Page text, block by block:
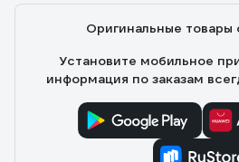
Оригинальные товары
Установите мобильное
информация по заказам